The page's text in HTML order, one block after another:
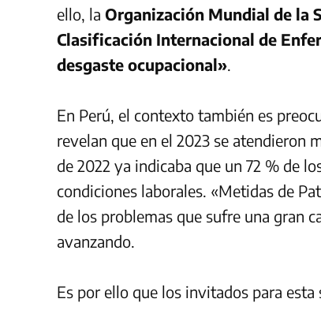
ello, la Organización Mundial de la
Clasificación Internacional de
desgaste ocupacional».
En Perú, el contexto también es
revelan que en el 2023 se atendieron
de 2022 ya indicaba que un 72 % de
condiciones laborales. «Metidas de
de los problemas que sufre una gran
avanzando.
Es por ello que los invitados para